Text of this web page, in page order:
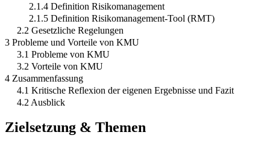
2.1.4 Definition Risikomanagement
2.1.5 Definition Risikomanagement-Tool (RMT)
2.2 Gesetzliche Regelungen
3 Probleme und Vorteile von KMU
3.1 Probleme von KMU
3.2 Vorteile von KMU
4 Zusammenfassung
4.1 Kritische Reflexion der eigenen Ergebnisse und Fazit
4.2 Ausblick
Zielsetzung & Themen